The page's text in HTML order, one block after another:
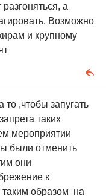
а
Возможно
и крупному
,чтобы запугать
таких
мероприятии
были отменить
они
к
образом на